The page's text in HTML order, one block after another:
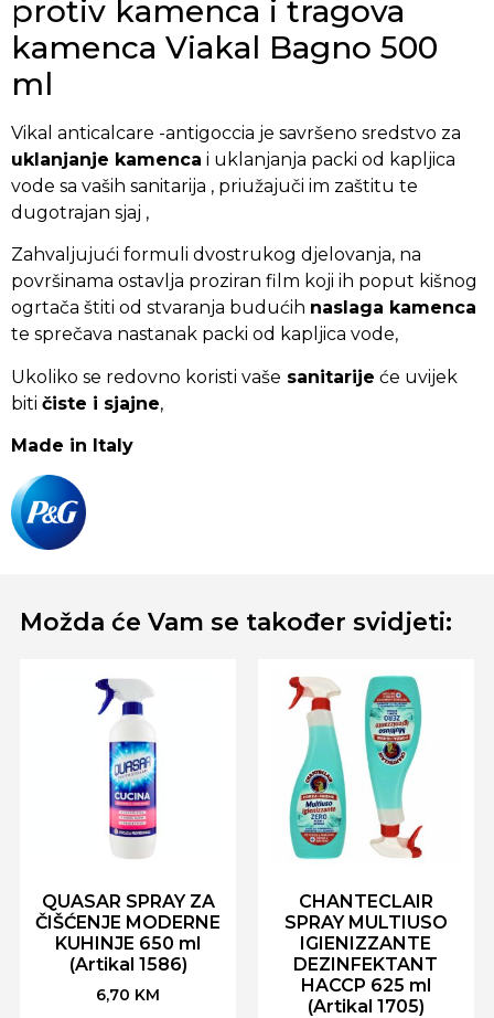
protiv kamenca i tragova
kamenca Viakal Bagno 500
ml
Vikal anticalcare -antigoccia je savršeno sredstvo za
uklanjanje kamenca i uklanjanja packi od kapljica
vode sa vaših sanitarija , priužajuči im zaštitu te
dugotrajan sjaj ,
Zahvaljujući formuli dvostrukog djelovanja, na
površinama ostavlja proziran film koji ih poput kišnog
ogrtača štiti od stvaranja budućih naslaga kamenca
te sprečava nastanak packi od kapljica vode,
Ukoliko se redovno koristi vaše sanitarije će uvijek
biti čiste i sjajne,
Made in Italy
Možda će Vam se također svidjeti:
QUASAR SPRAY ZA
ČIŠĆENJE MODERNE
KUHINJE 650 ml
(Artikal 1586)
6,70 KM
CHANTECLAIR
SPRAY MULTIUSO
IGIENIZZANTE
DEZINFEKTANT
HACCP 625 ml
(Artikal 1705)